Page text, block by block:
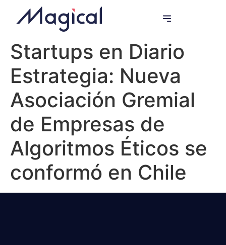
Startups en Diario
Estrategia: Nueva
Asociación Gremial
de Empresas de
Algoritmos Éticos se
conformó en Chile